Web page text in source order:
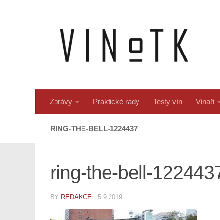
Zprávy Praktické rady Testy vín Vinaři
RING-THE-BELL-1224437
ring-the-bell-
BY REDAKCE · 5.9.2019